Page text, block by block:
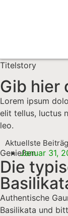
Titelstory
Gib hier
Lorem ipsum
elit tellus, luctus
leo.
Aktuellste
Genießen
Die
Authentische
Basilikata und
Januar 31,